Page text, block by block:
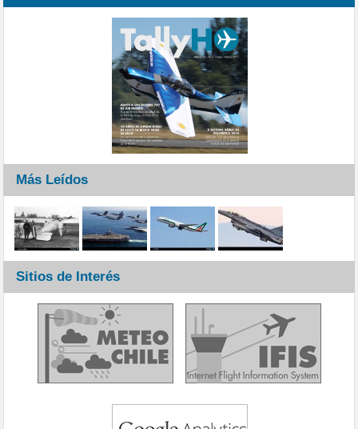
Más Leídos
Sitios de Interés